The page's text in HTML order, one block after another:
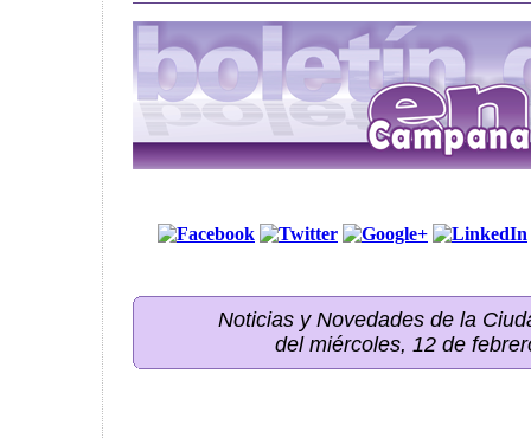
Noticias y Novedades de la
del miércoles, 12 de